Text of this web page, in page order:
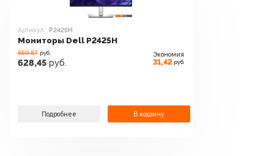
Артикул: P2425H
Мониторы Dell P2425H
659.87 руб.
628,45 руб.
Экономия
31,42 руб.
Подробнее В корзину